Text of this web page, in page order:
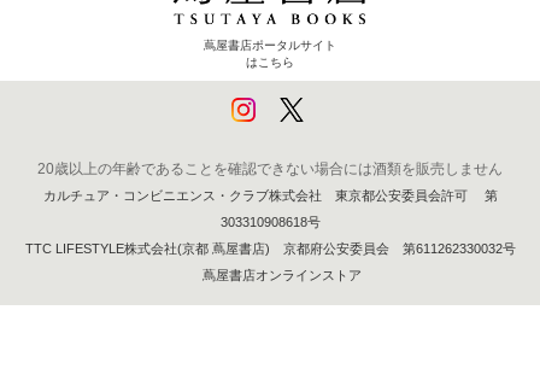
蔦屋書店ポータルサイト
はこちら
20歳以上の年齢であることを確認できない場合には酒類を販売しません
カルチュア・コンビニエンス・クラブ株式会社 東京都公安委員会許可 第
303310908618号
TTC LIFESTYLE株式会社(京都 蔦屋書店) 京都府公安委員会 第611262330032号
蔦屋書店オンラインストア